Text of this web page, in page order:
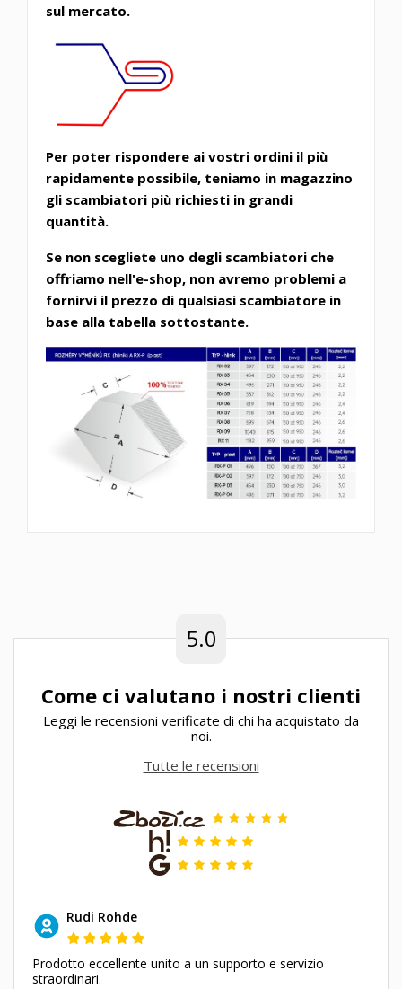
sul mercato.
Per poter rispondere ai vostri ordini il più
rapidamente possibile, teniamo in magazzino
gli scambiatori più richiesti in grandi
quantità.
Se non scegliete uno degli scambiatori che
offriamo nell'e-shop, non avremo problemi a
fornirvi il prezzo di qualsiasi scambiatore in
base alla tabella sottostante.
5.0
Come ci valutano i nostri clienti
Leggi le recensioni verificate di chi ha acquistato da
noi.
Tutte le recensioni
Rudi Rohde
Prodotto eccellente unito a un supporto e servizio
straordinari.